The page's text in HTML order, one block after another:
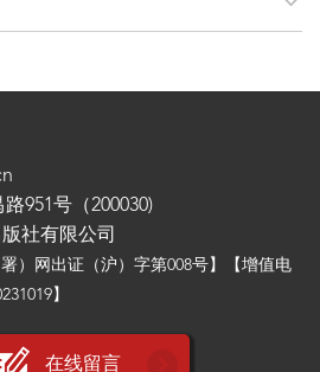
951号（200030)
社有限公司
署）网出证（沪）字第008号】【增值电
】
在线留言